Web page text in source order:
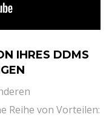
IHRES DDMS
Reihe von Vorteilen: